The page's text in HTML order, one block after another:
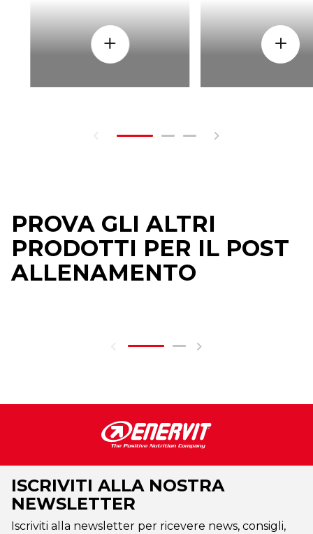
PROVA GLI ALTRI
PRODOTTI PER IL POST
ALLENAMENTO
ISCRIVITI ALLA NOSTRA
NEWSLETTER
Iscriviti alla newsletter per ricevere news, consigli,